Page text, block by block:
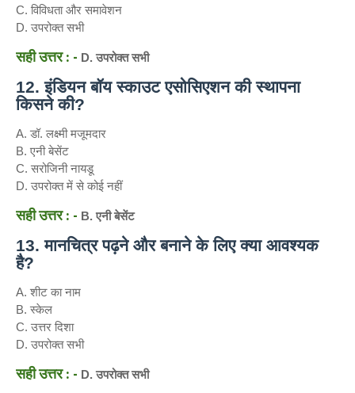
C. विविधता और समावेशन
D. उपरोक्त सभी
सही उत्तर : - D. उपरोक्त सभी
12. इंडियन बॉय स्काउट एसोसिएशन की स्थापना
किसने की?
A. डॉ. लक्ष्मी मजूमदार
B. एनी बेसेंट
C. सरोजिनी नायडू
D. उपरोक्त में से कोई नहीं
सही उत्तर : - B. एनी बेसेंट
13. मानचित्र पढ़ने और बनाने के लिए क्या आवश्यक
है?
A. शीट का नाम
B. स्केल
C. उत्तर दिशा
D. उपरोक्त सभी
सही उत्तर : - D. उपरोक्त सभी